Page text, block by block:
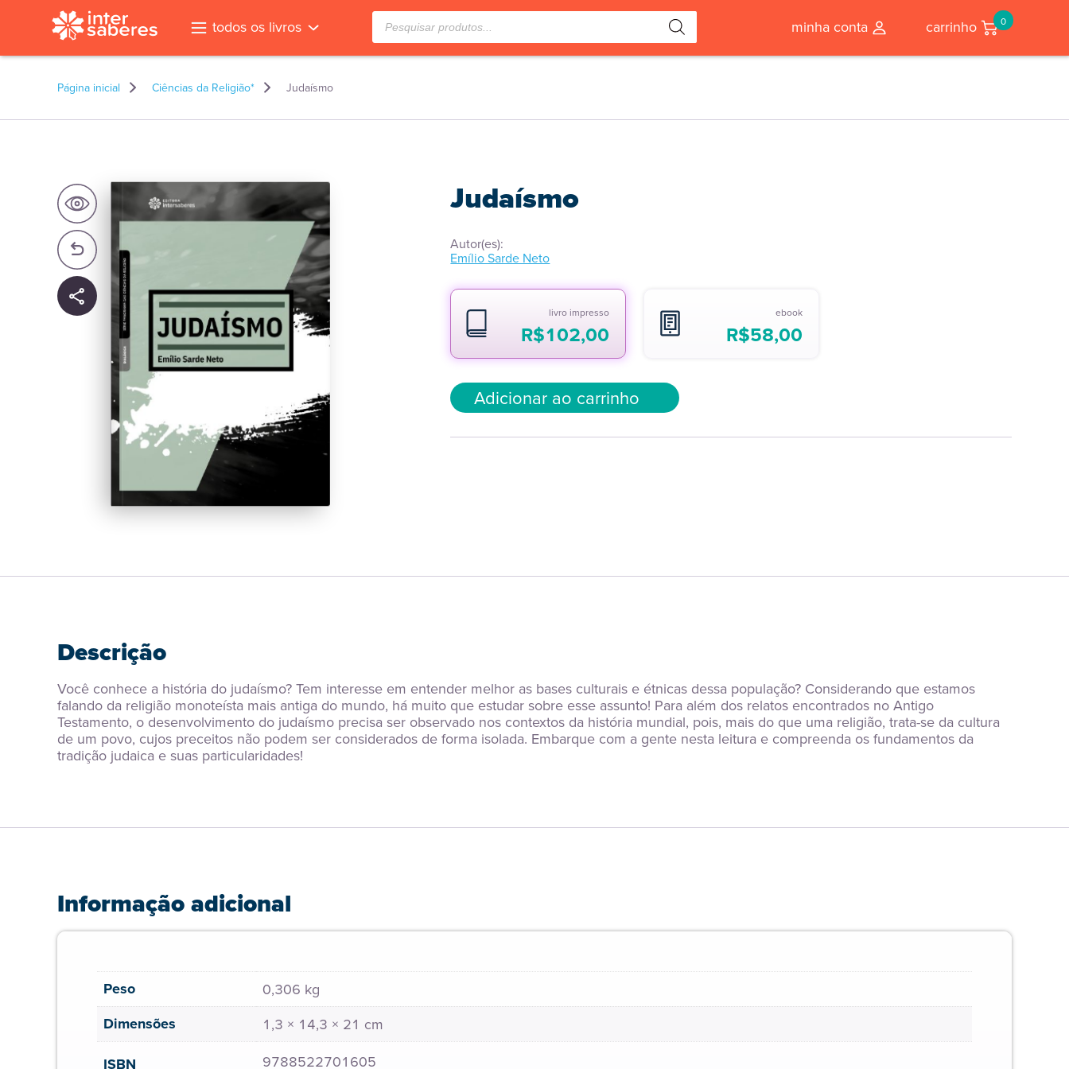
todos os livros
Pesquisar
produtos
minha conta carrinho 0
Página inicial Ciências da Religião* Judaísmo
Judaísmo
Autor(es):
Emílio Sarde Neto
livro impresso
R$102,00
ebook
R$58,00
Adicionar ao carrinho
Descrição
Você conhece a história do judaísmo? Tem interesse em entender melhor as bases culturais e étnicas dessa população? Considerando que estamos
falando da religião monoteísta mais antiga do mundo, há muito que estudar sobre esse assunto! Para além dos relatos encontrados no Antigo
Testamento, o desenvolvimento do judaísmo precisa ser observado nos contextos da história mundial, pois, mais do que uma religião, trata-se da cultura
de um povo, cujos preceitos não podem ser considerados de forma isolada. Embarque com a gente nesta leitura e compreenda os fundamentos da
tradição judaica e suas particularidades!
Informação adicional
Peso 0,306 kg
Dimensões 1,3 × 14,3 × 21 cm
ISBN 9788522701605